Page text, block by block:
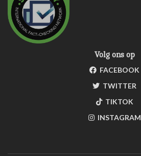
Volg ons op
FACEBOOK
TWITTER
TIKTOK
INSTAGRAM